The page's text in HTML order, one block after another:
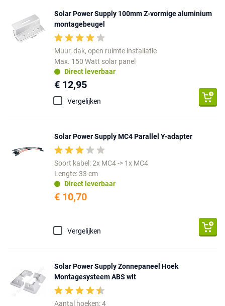
Solar Power Supply 100mm Z-vormige aluminium
montagebeugel
Muur, dak, open ruimte installatie
Max. 150 Watt solar panel
Direct leverbaar
€ 12,95
Vergelijken
Solar Power Supply MC4 Parallel Y-adapter
Soort kabel: 2x MC4 -> 1x MC4
Lengte: 33 cm
Direct leverbaar
€ 10,70
Vergelijken
Solar Power Supply Zonnepaneel Hoek
Montagesysteem ABS wit
Aantal hoeken: 4